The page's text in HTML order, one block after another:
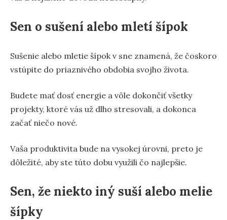
Sen o sušení alebo mletí šípok
Sušenie alebo mletie šípok v sne znamená, že čoskoro
vstúpite do priaznivého obdobia svojho života.
Budete mať dosť energie a vôle dokončiť všetky
projekty, ktoré vás už dlho stresovali, a dokonca
začať niečo nové.
Vaša produktivita bude na vysokej úrovni, preto je
dôležité, aby ste túto dobu využili čo najlepšie.
Sen, že niekto iný suší alebo melie
šípky